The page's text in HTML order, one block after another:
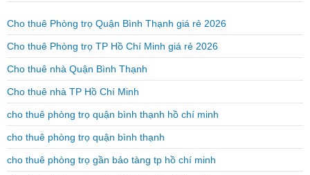
Cho thuê Phòng trọ Quận Bình Thạnh giá rẻ 2026
Cho thuê Phòng trọ TP Hồ Chí Minh giá rẻ 2026
Cho thuê nhà Quận Bình Thạnh
Cho thuê nhà TP Hồ Chí Minh
cho thuê phòng trọ quận bình thạnh hồ chí minh
cho thuê phòng trọ quận bình thạnh
cho thuê phòng trọ gần bảo tàng tp hồ chí minh